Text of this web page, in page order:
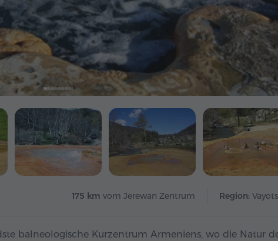
175 km vom Jerewan Zentrum Region:
balneologische Kurzentrum Armeniens, wo die Natur